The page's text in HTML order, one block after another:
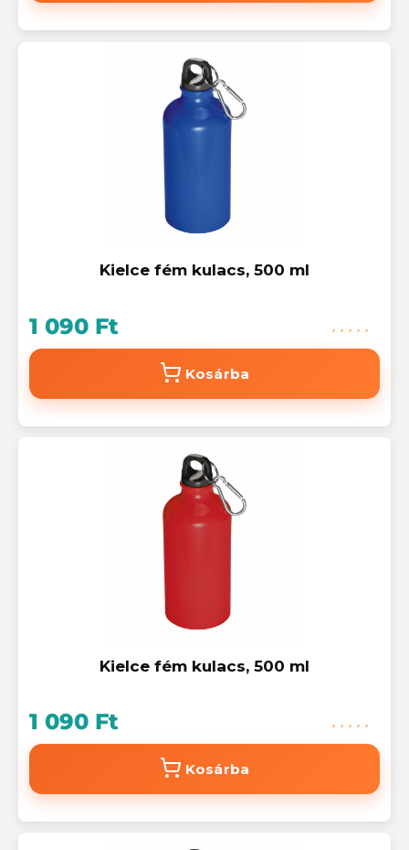
Kielce fém kulacs, 500 ml
1 090 Ft
Kosárba
Kielce fém kulacs, 500 ml
1 090 Ft
Kosárba